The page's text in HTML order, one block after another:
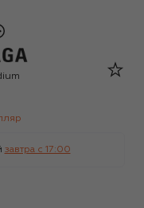
завтра c 17:00